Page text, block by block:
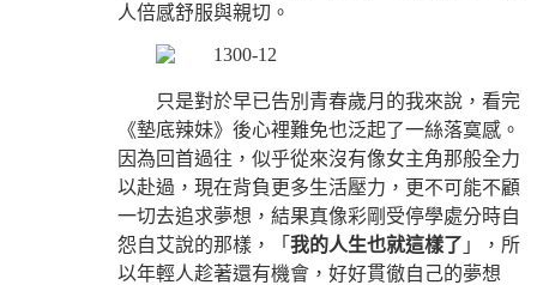
人倍感舒服與親切。
只是對於早已告別青春歲月的我來說，看完
《墊底辣妹》後心裡難免也泛起了一絲落寞感。
因為回首過往，似乎從來沒有像女主角那般全力
以赴過，現在背負更多生活壓力，更不可能不顧
一切去追求夢想，結果真像彩剛受停學處分時自
怨自艾說的那樣，「 我的人生也就這樣了 」，所
以年輕人趁著還有機會，好好貫徹自己的夢想